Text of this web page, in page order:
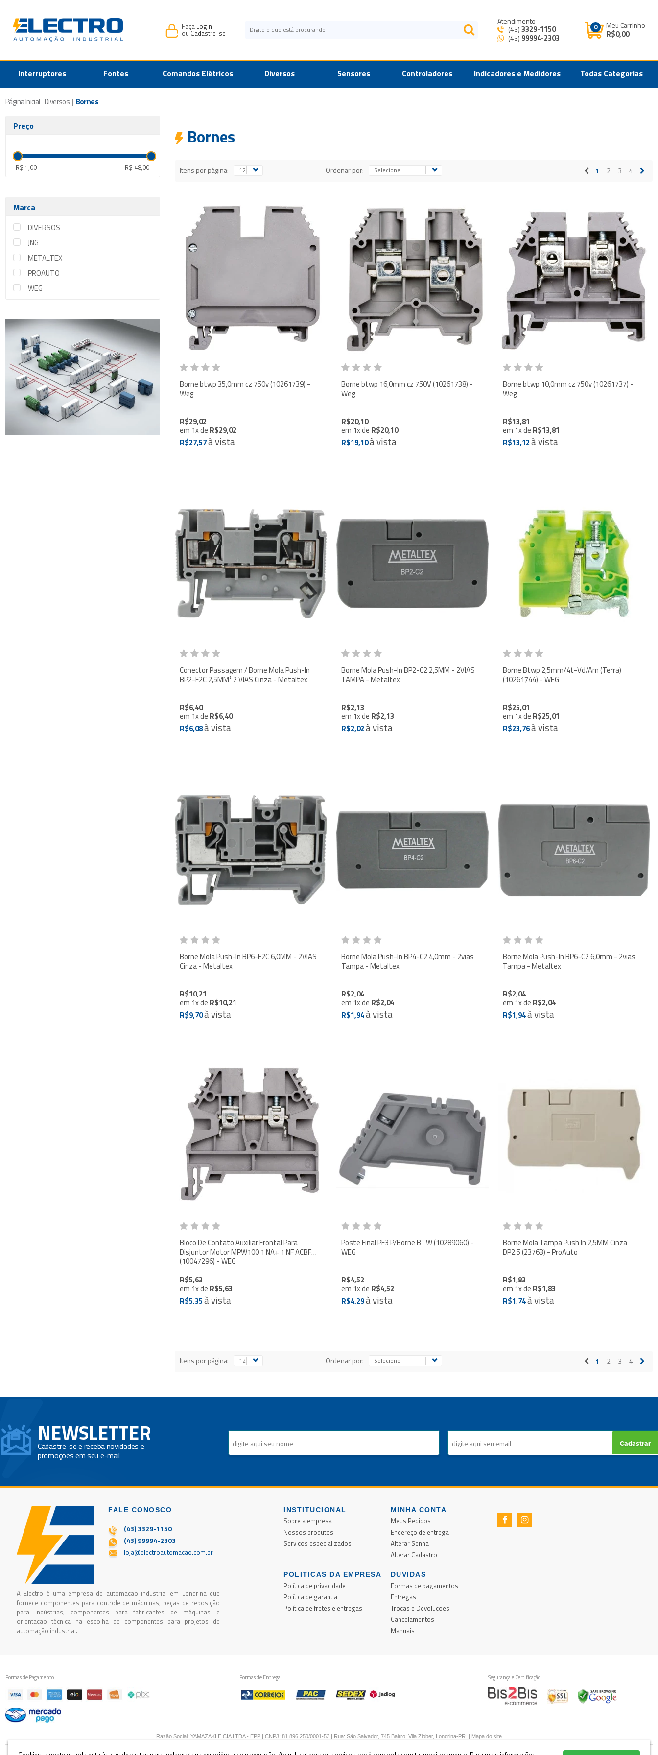
Faça Login
ouCadastre-se
Atendimento
(43)3329-1150
(43) 99994-2303
0 Meu Carrinho
R$0,00
Interruptores Fontes Comandos Elétricos Diversos Sensores Controladores Indicadores e Medidores Todas Categorias
Página Inicial |Diversos | Bornes
Preço
R$ 1,00 R$ 48,00
Marca
DIVERSOS
JNG
METALTEX
PROAUTO
WEG
Bornes
Itens por página: Ordenar por: 1 2 3 4
Borne btwp 35,0mm cz 750v (10261739) -
Weg
R$29,02
em 1xde R$29,02
R$27,57à vista
Borne btwp 16,0mm cz 750V (10261738) -
Weg
R$20,10
em 1xde R$20,10
R$19,10à vista
Borne btwp 10,0mm cz 750v (10261737) -
Weg
R$13,81
em 1xde R$13,81
R$13,12à vista
Conector Passagem / Borne Mola Push-In
BP2-F2C 2,5MM² 2 VIAS Cinza - Metaltex
R$6,40
em 1xde R$6,40
R$6,08à vista
Borne Mola Push-In BP2-C2 2,5MM - 2VIAS
TAMPA - Metaltex
R$2,13
em 1xde R$2,13
R$2,02à vista
Borne Btwp 2,5mm/4t-Vd/Am (Terra)
(10261744) - WEG
R$25,01
em 1xde R$25,01
R$23,76à vista
Borne Mola Push-In BP6-F2C 6,0MM - 2VIAS
Cinza - Metaltex
R$10,21
em 1xde R$10,21
R$9,70à vista
Borne Mola Push-In BP4-C2 4,0mm - 2vias
Tampa - Metaltex
R$2,04
em 1xde R$2,04
R$1,94à vista
Borne Mola Push-In BP6-C2 6,0mm - 2vias
Tampa - Metaltex
R$2,04
em 1xde R$2,04
R$1,94à vista
Bloco De Contato Auxiliar Frontal Para
Disjuntor Motor MPW100 1 NA+ 1 NF ACBF
(10047296) - WEG
R$5,63
em 1xde R$5,63
R$5,35à vista
Poste Final PF3 P/Borne BTW (10289060) -
WEG
R$4,52
em 1xde R$4,52
R$4,29à vista
Borne Mola Tampa Push In 2,5MM Cinza
DP2.5 (23763) - ProAuto
R$1,83
em 1xde R$1,83
R$1,74à vista
Itens por página: Ordenar por: 1 2 3 4
NEWSLETTER
Cadastre-se e receba novidades e
promoções em seu e-mail
Cadastrar
FALE CONOSCO
(43) 3329-1150
(43) 99994-2303
loja@electroautomacao.com.br
A Electro é uma empresa de automação industrial em Londrina que
fornece componentes para controle de máquinas, peças de reposição
para indústrias, componentes para fabricantes de máquinas e
orientação técnica na escolha de componentes para projetos de
automação industrial.
INSTITUCIONAL
Sobre a empresa
Nossos produtos
Serviços especializados
MINHA CONTA
Meus Pedidos
Endereço de entrega
Alterar Senha
Alterar Cadastro
POLITICAS DA EMPRESA
Política de privacidade
Política de garantia
Política de fretes e entregas
DUVIDAS
Formas de pagamentos
Entregas
Trocas e Devoluções
Cancelamentos
Manuais
Formas de Pagamento Formas de Entrega Segurança e Certificação
Razão Social: YAMAZAKI E CIA LTDA - EPP | CNPJ: 81.896.250/0001-53 | Rua: São Salvador, 745 Bairro: Vila Ziober, Londrina-PR. | Mapa do site